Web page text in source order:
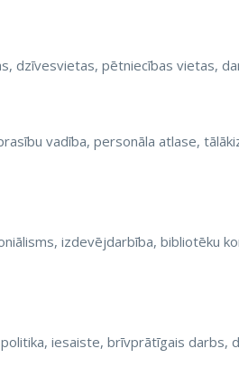
dzīvesvietas, pētniecības vietas,
vadība, personāla atlase,
izdevējdarbība, bibliotēku
iesaiste, brīvprātīgais darbs,